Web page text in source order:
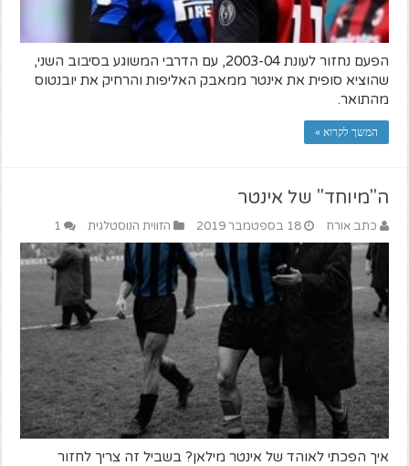
הפעם נחזור לעונת 2003-04, עם הדרבי המשוגע בסיבוב השני,
שהוציא סופית את אינטר ממאבק האליפות והרחיק את יובנטוס
מהתואר.
המשך לקרוא »
ה"מיוחד" של אינטר
כתב אורח 18 בספטמבר 2019 הזווית הנוסטלגית 1
איך הפכתי לאוהד של אינטר מילאן? בשביל זה צריך לחזור